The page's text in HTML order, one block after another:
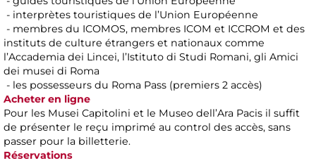
- interprètes touristiques de l’Union Européenne
- membres du ICOMOS, membres ICOM et ICCROM et des
instituts de culture étrangers et nationaux comme
l’Accademia dei Lincei, l’Istituto di Studi Romani, gli Amici
dei musei di Roma
- les possesseurs du Roma Pass (premiers 2 accès)
Acheter en ligne
Pour les Musei Capitolini et le Museo dell’Ara Pacis il suffit
de présenter le reçu imprimé au control des accès, sans
passer pour la billetterie.
Réservations